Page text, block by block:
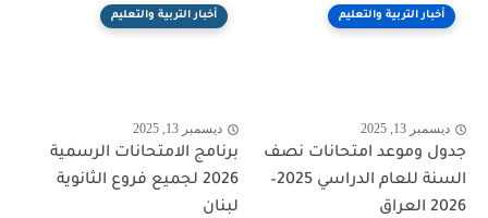
أخبار التربية والتعليم
ديسمبر 13, 2025
جدول وموعد امتحانات نصف
السنة للعام الدراسي 2025–
2026 العراق
أخبار التربية والتعليم
ديسمبر 13, 2025
برنامج الامتحانات الرسمية
2026 لجميع فروع الثانوية
لبنان